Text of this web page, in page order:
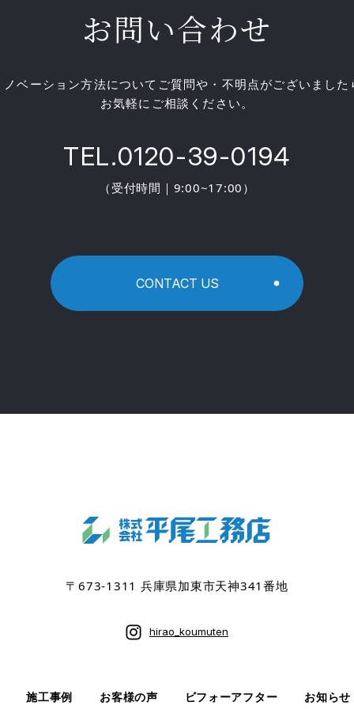
お問い合わせ
ノベーション方法についてご質問や・不明点がございました
お気軽にご相談ください。
TEL.0120-39-0194
（受付時間｜9:00~17:00）
CONTACT US
〒673-1311 兵庫県加東市天神341番地
hirao_koumuten
施工事例 お客様の声 ビフォーアフター お知らせ